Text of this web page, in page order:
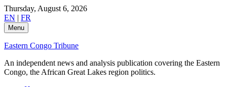
Skip
to
content
Thursday, August 6, 2026
EN | FR
Menu
Eastern Congo Tribune
An independent news and analysis publication covering the Eastern
Congo, the African Great Lakes region politics.